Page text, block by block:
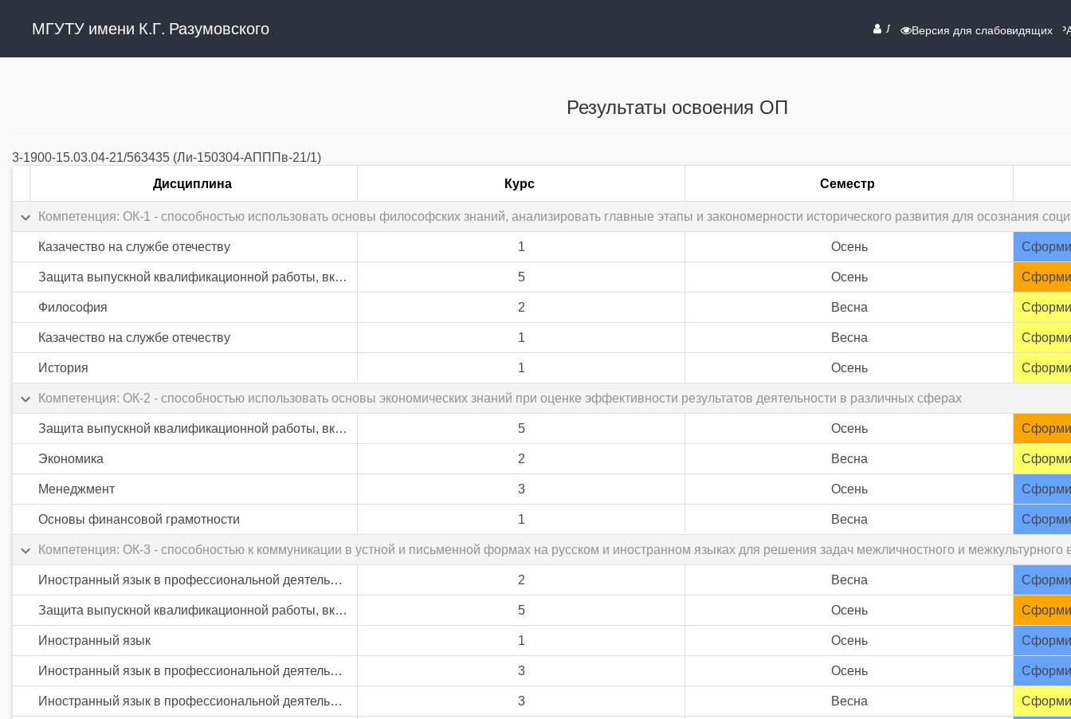
МГУТУ имени К.Г. Разумовского ЛИЧНЫЙ КАБИНЕТ
Версия для слабовидящих
Результаты освоения ОП
3-1900-15.03.04-21/563435 (Ли-150304-АПППв-21/1)
Дисциплина
Курс Семестр
Компетенция: ОК-1 - способностью использовать основы философских знаний, анализировать главные этапы и закономерности исторического развития для осознания
Казачество на службе отечеству 1 Осень
Защита выпускной квалификационной работы, включая подготовку к процедуре защиты и процедуру защиты 5 Осень
Философия 2 Весна
Казачество на службе отечеству 1 Весна
История 1 Осень
Компетенция: ОК-2 - способностью использовать основы экономических знаний при оценке эффективности результатов деятельности в различных сферах
Защита выпускной квалификационной работы, включая подготовку к процедуре защиты и процедуру защиты 5 Осень
Экономика 2 Весна
Менеджмент 3 Осень
Основы финансовой грамотности 1 Весна
Компетенция: ОК-3 - способностью к коммуникации в устной и письменной формах на русском и иностранном языках для решения задач межличностного и межкультурного
Иностранный язык в профессиональной деятельности 2 Весна
Защита выпускной квалификационной работы, включая подготовку к процедуре защиты и процедуру защиты 5 Осень
Иностранный язык 1 Осень
Иностранный язык в профессиональной деятельности 3 Осень
Иностранный язык в профессиональной деятельности 3 Весна